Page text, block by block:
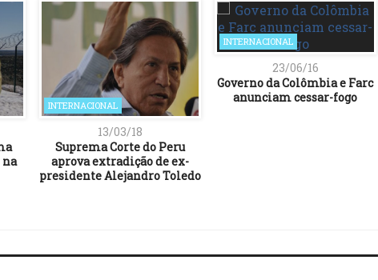
INTERNACIONAL
13/03/18
Suprema Corte do Peru
aprova extradição de ex-
presidente Alejandro Toledo
INTERNACIONAL
23/06/16
Governo da Colômbia e Farc
anunciam cessar-fogo